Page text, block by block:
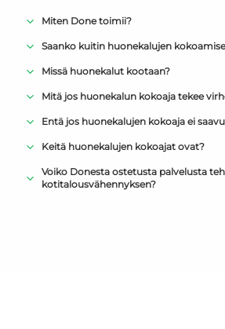
Miten Done toimii?
Saanko kuitin huonekalujen
Missä huonekalut kootaan?
Mitä jos huonekalun kokoaja tekee
Entä jos huonekalujen kokoaja ei
Keitä huonekalujen kokoajat ovat?
Voiko Donesta ostetusta palvelusta
kotitalousvähennyksen?